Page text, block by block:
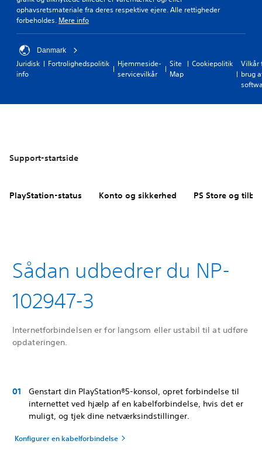
ophavsretsmateriale fra deres respektive ejere. Alle rettigheder
forbeholdes. Mere info
Danmark
Juridisk
info
Fortrolighedspolitik
Hjemmeside-
servicevilkår
Site
Map
Cookiepolitik
Vilkår
brug
Support-startside
PlayStation-status Konto og sikkerhed PS Store og
Sådan udbedrer du NP-
102947-3
Internetforbindelsen er for langsom eller ustabil til at udføre
opdateringen.
Genstart din PlayStation®5-konsol, opret forbindelse til
internettet ved hjælp af en kabelforbindelse, hvis det er
muligt, og tjek dine netværksindstillinger.
Konfigurer en kabelforbindelse